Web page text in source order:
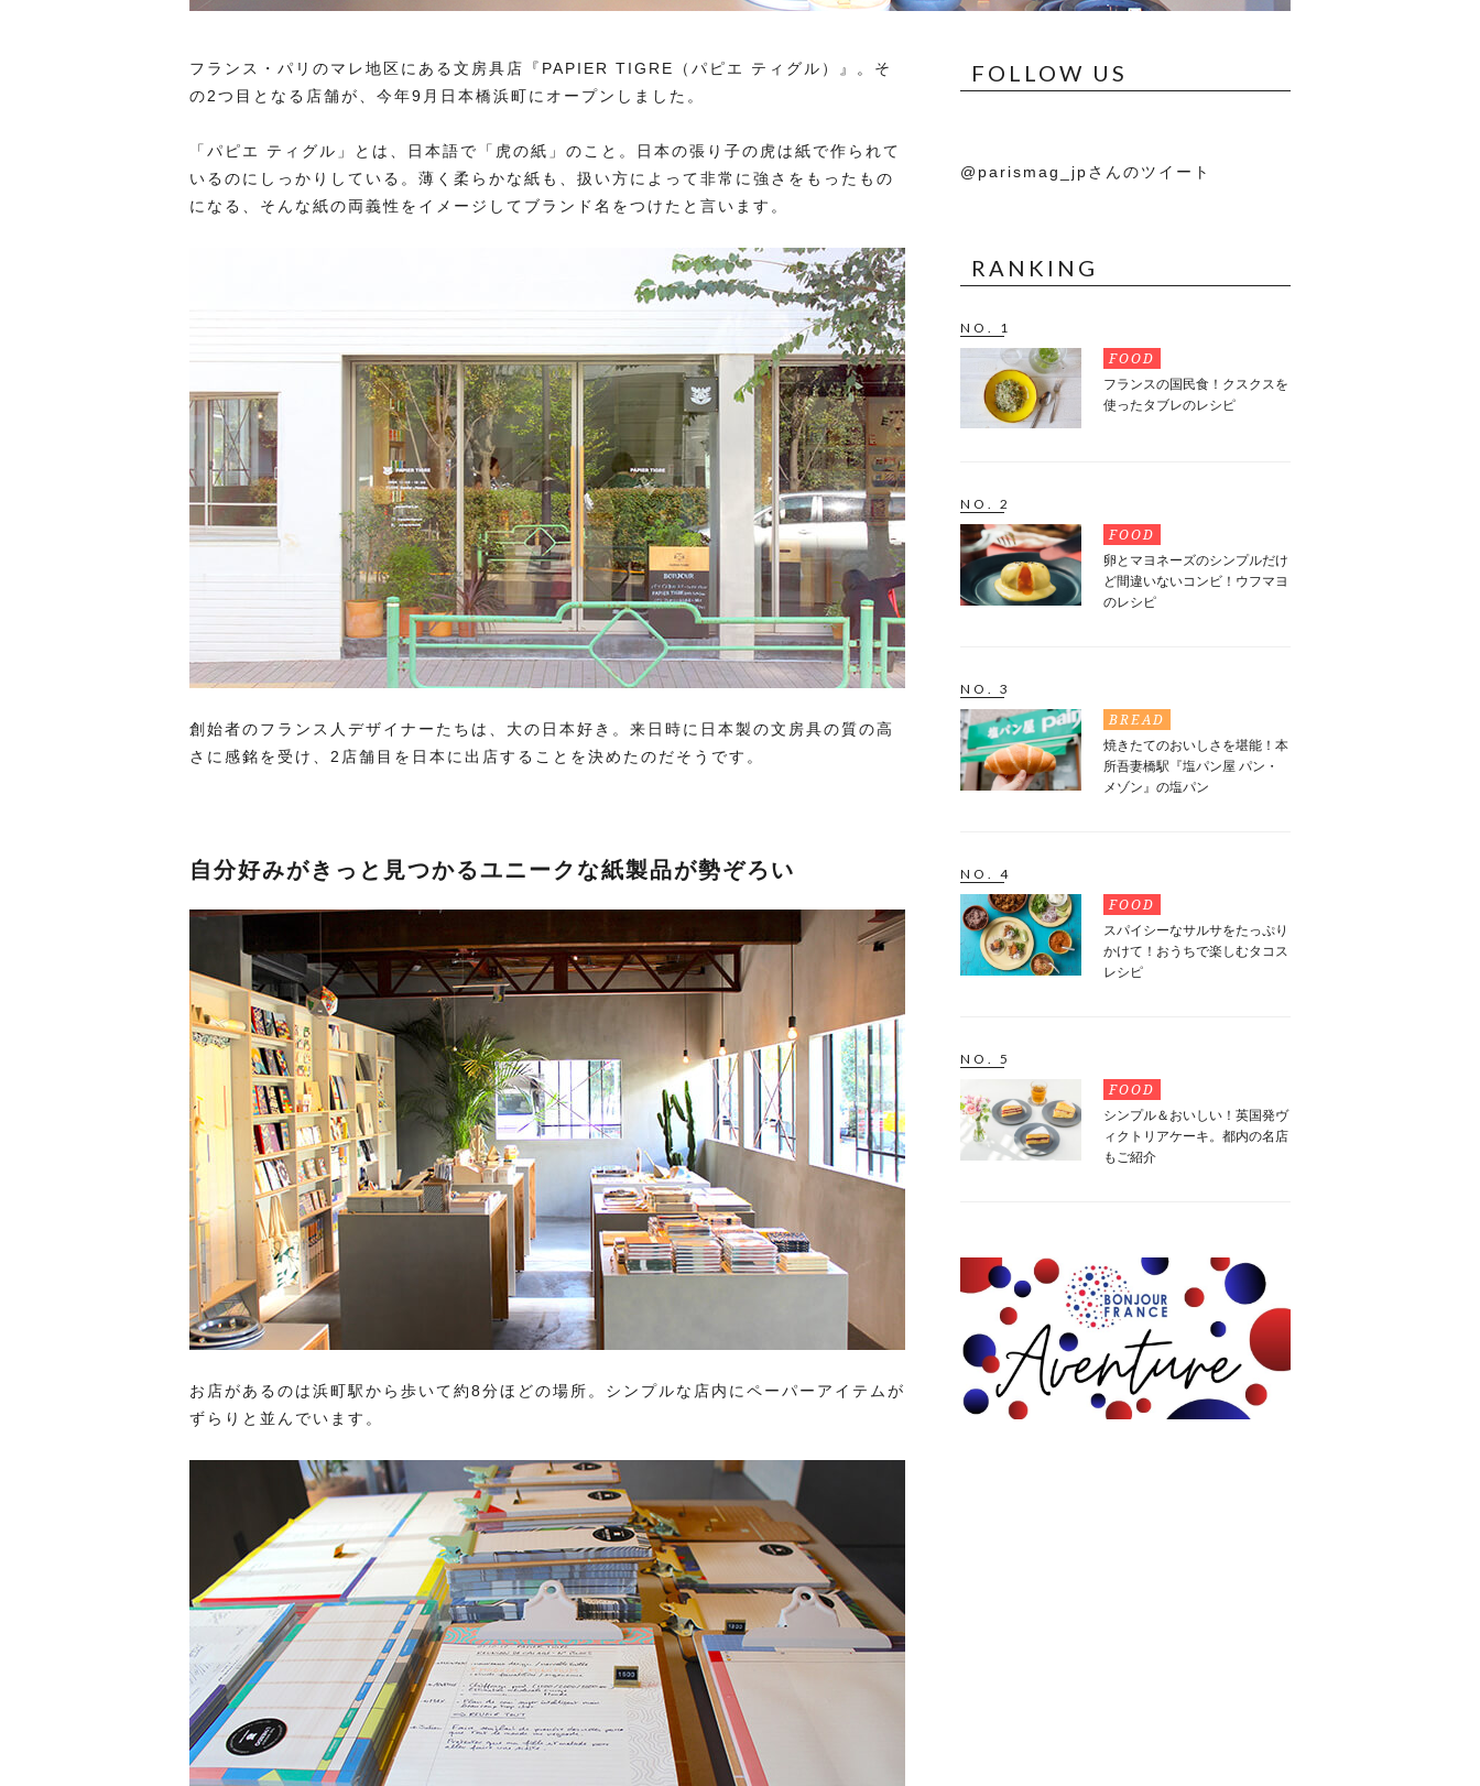
フランス・パリのマレ地区にある文房具店『PAPIER TIGRE（パピエ ティグル）』。そ
の2つ目となる店舗が、今年9月日本橋浜町にオープンしました。
「パピエ ティグル」とは、日本語で「虎の紙」のこと。日本の張り子の虎は紙で作られて
いるのにしっかりしている。薄く柔らかな紙も、扱い方によって非常に強さをもったもの
になる、そんな紙の両義性をイメージしてブランド名をつけたと言います。
創始者のフランス人デザイナーたちは、大の日本好き。来日時に日本製の文房具の質の高
さに感銘を受け、2店舗目を日本に出店することを決めたのだそうです。
自分好みがきっと見つかるユニークな紙製品が勢ぞろい
お店があるのは浜町駅から歩いて約8分ほどの場所。シンプルな店内にペーパーアイテムが
ずらりと並んでいます。
FOLLOW US
@parismag_jpさんのツイート
RANKING
NO. 1
FOOD
フランスの国民食！クスクスを
使ったタブレのレシピ
NO. 2
FOOD
卵とマヨネーズのシンプルだけ
ど間違いないコンビ！ウフマヨ
のレシピ
NO. 3
BREAD
焼きたてのおいしさを堪能！本
所吾妻橋駅『塩パン屋 パン・
メゾン』の塩パン
NO. 4
FOOD
スパイシーなサルサをたっぷり
かけて！おうちで楽しむタコス
レシピ
NO. 5
FOOD
シンプル＆おいしい！英国発ヴ
ィクトリアケーキ。都内の名店
もご紹介